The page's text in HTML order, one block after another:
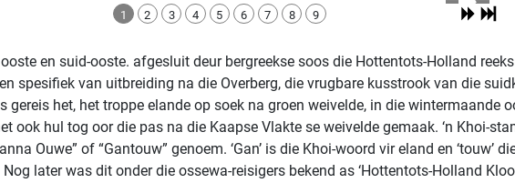
1 2 3 4 5 6 7 8 9
en suid-ooste. afgesluit deur bergreekse soos die Hottentots-Holland
spesifiek van uitbreiding na die Overberg, die vrugbare kusstrook van die
het, het troppe elande op soek na groen weivelde, in die wintermaande
ook hul tog oor die pas na die Kaapse Vlakte se weivelde gemaak. ‘n Khoi-
Ouwe” of “Gantouw” genoem. ‘Gan’ is die Khoi-woord vir eland en ‘touw’
later was dit onder die ossewa-reisigers bekend as ‘Hottentots-Holland